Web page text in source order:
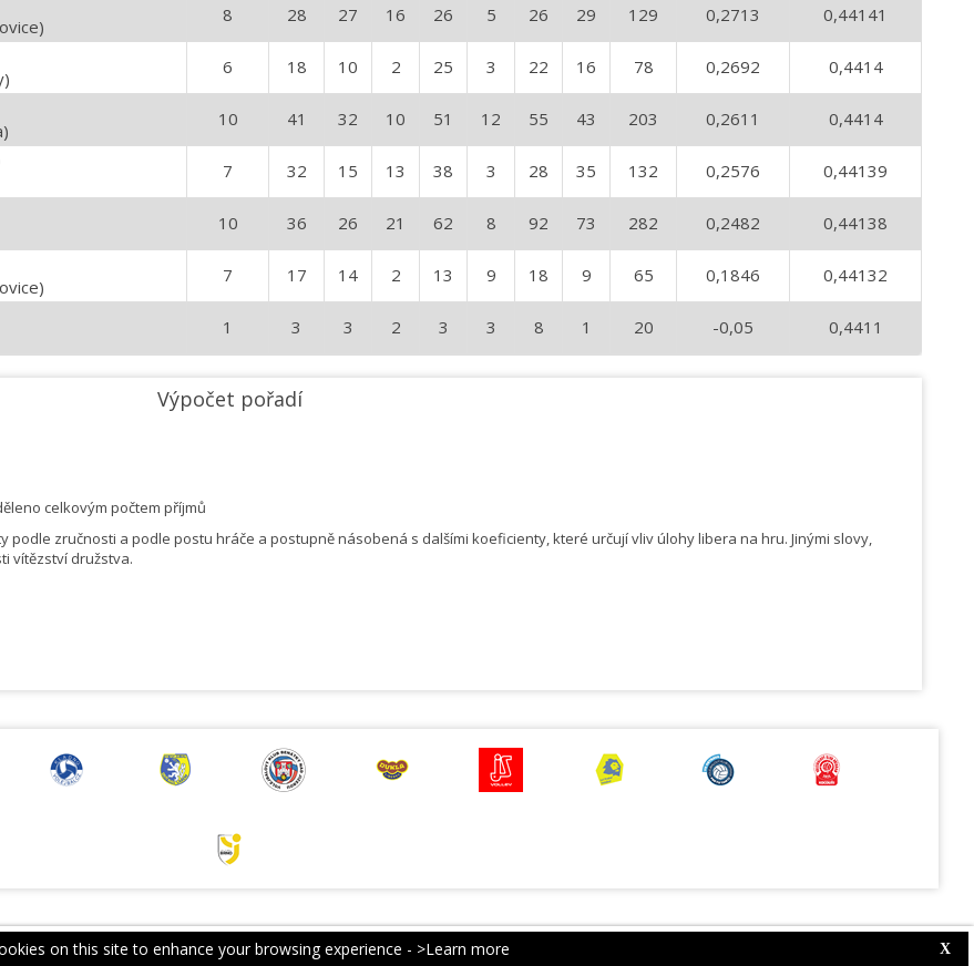
on this site to enhance your browsing experience - >Learn more X
8 28 27 16 26 5 26 29 129 0,2713 0,44141
6 18 10 2 25 3 22 16 78 0,2692 0,4414
10 41 32 10 51 12 55 43 203 0,2611 0,4414
7 32 15 13 38 3 28 35 132 0,2576 0,44139
10 36 26 21 62 8 92 73 282 0,2482 0,44138
7 17 14 2 13 9 18 9 65 0,1846 0,44132
1 3 3 2 3 3 8 1 20 -0,05 0,4411
Výpočet pořadí
celkovým počtem příjmů
zručnosti a podle postu hráče a postupně násobená s dalšími koeficienty, které určují vliv úlohy libera na hru. Jinými slovy,
vítězství družstva.
Web Competition Site © 2026 by